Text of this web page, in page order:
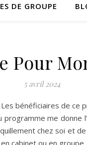
DE GROUPE
Pour
5 avril 2024
bénéficiaires de
me donne
chez soi et
cabinet ou en